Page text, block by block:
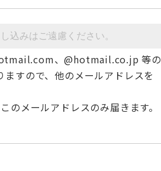
、@hotmail.co.jp 等の
すので、他のメールアドレスを
メールアドレスのみ届きます。